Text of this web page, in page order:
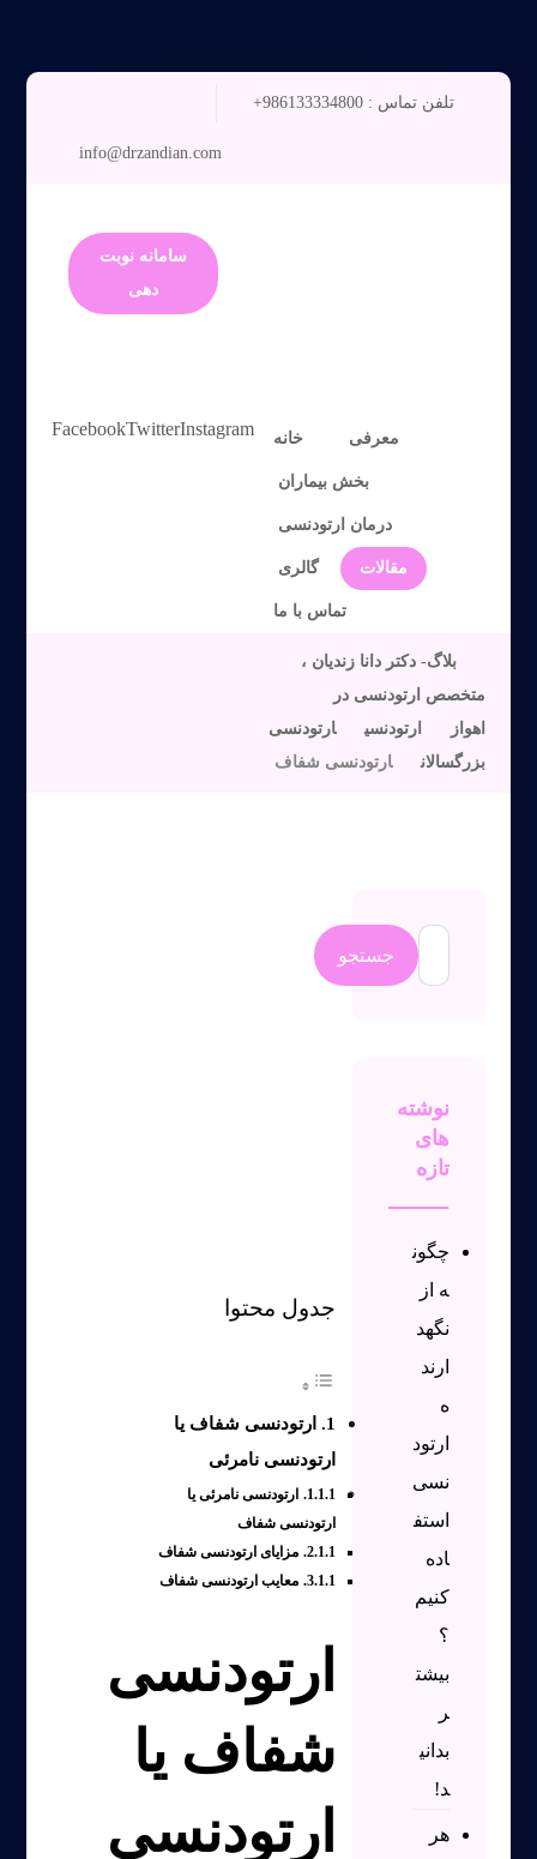
تلفن تماس : 986133334800+
info@drzandian.com
خانه معرفی
بخش بیماران
درمان ارتودنسی
گالری مقالات
تماس با ما
سامانه نوبت
دهی
FacebookTwitterInstagram
بلاگ- دکتر دانا زندیان ،
متخصص ارتودنسی در
اهواز
ارتودنسی
ارتودنسی
بزرگسالان
ارتودنسی شفاف
جدول محتوا
ارتودنسی شفاف یا
ارتودنسی نامرئی
ارتودنسی نامرئی یا
ارتودنسی شفاف
مزایای ارتودنسی شفاف
معایب ارتودنسی شفاف
ارتودنسی
شفاف یا
ارتودنسی
نوشته‌
های
تازه
چگون
ه از
نگهد
ارند
ه
ارتود
نسی
استف
اده
کنیم
؟
بیشت
ر
بدانی
د!
هر